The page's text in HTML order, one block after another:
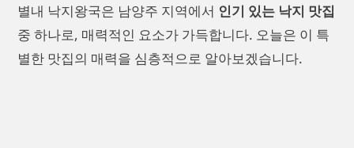
별내 낙지왕국은 남양주 지역에서 인기 있는 낙지 맛집
중 하나로, 매력적인 요소가 가득합니다. 오늘은 이 특
별한 맛집의 매력을 심층적으로 알아보겠습니다.